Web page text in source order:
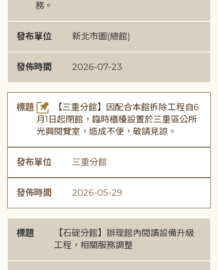
務。
發布單位 新北市圖(總館)
發佈時間 2026-07-23
標題
【三重分館】因配合本館拆除工程自6
月1日起閉館，臨時櫃檯設置於三重區公所
光興閱覽室，造成不便，敬請見諒。
發布單位 三重分館
發佈時間 2026-05-29
標題
【石碇分館】辦理館內閱讀設備升級
工程，相關服務調整